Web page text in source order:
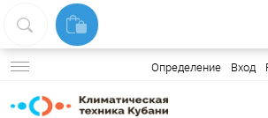
Определение Вход